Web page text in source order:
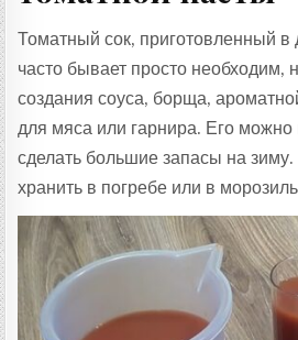
Томатный сок, приготовленный
часто бывает просто необходим,
создания соуса, борща,
для мяса или гарнира. Его можно
сделать большие запасы на
хранить в погребе или в